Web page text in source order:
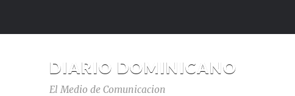
DIARIO DOMINICANO
El Medio de Comunicacion